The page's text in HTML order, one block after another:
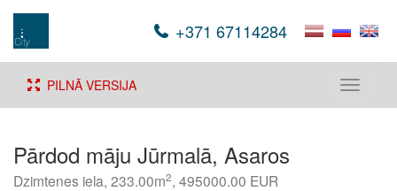
+371 67114284
Toggle
PILNĀ VERSIJA
Pārdod māju Jūrmalā, Asaros
Dzimtenes iela, 233.00m2, 495000.00 EUR